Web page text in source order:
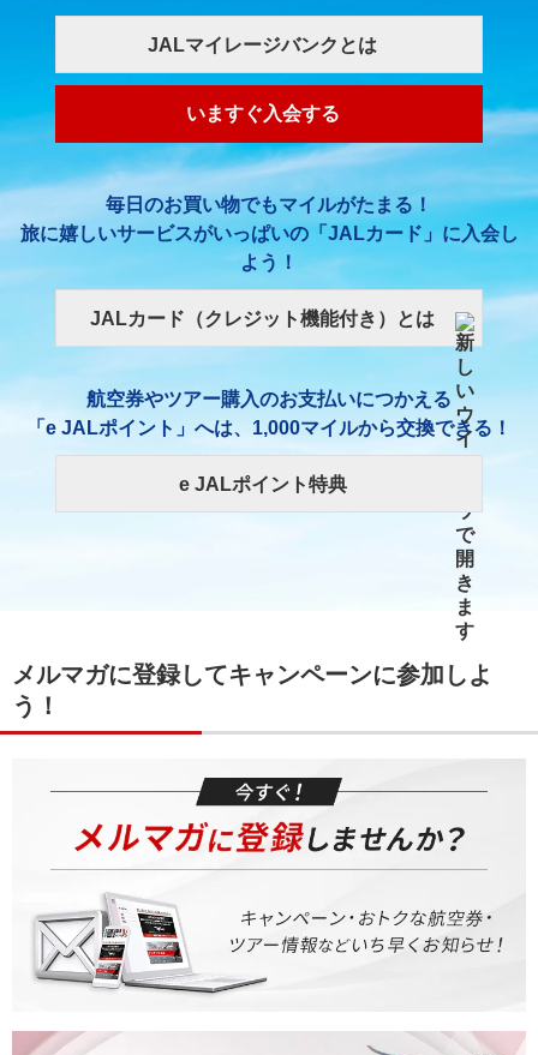
JALマイレージバンクとは
いますぐ入会する
毎日のお買い物でもマイルがたまる！
旅に嬉しいサービスがいっぱいの「JALカード」に入会し
よう！
JALカード（クレジット機能付き）とは
航空券やツアー購入のお支払いにつかえる
「e JALポイント」へは、1,000マイルから交換できる！
e JALポイント特典
メルマガに登録してキャンペーンに参加しよ
う！